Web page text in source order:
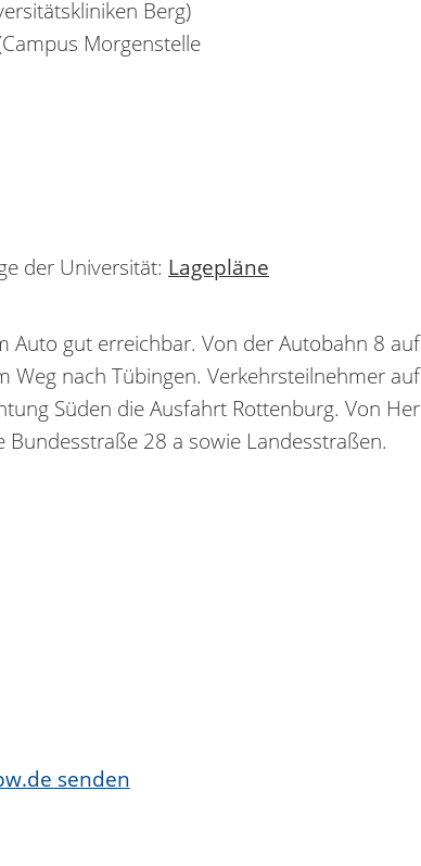
Berg)
Morgenstelle
der Universität: Lagepläne
gut erreichbar. Von der Autobahn 8
nach Tübingen. Verkehrsteilnehmer
Süden die Ausfahrt Rottenburg. Von
28 a sowie Landesstraßen.
senden